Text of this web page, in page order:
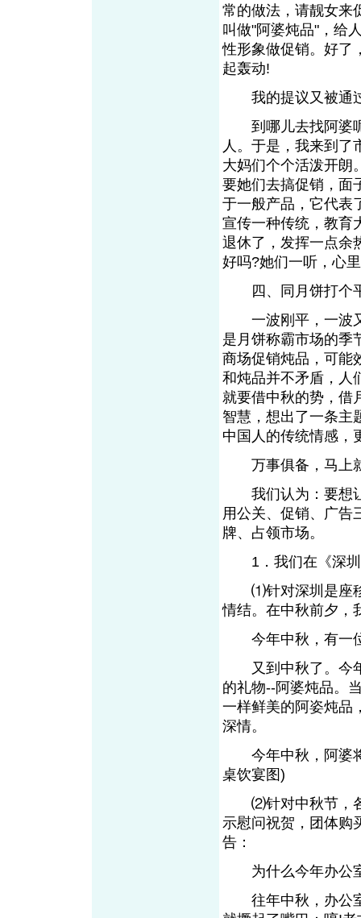
常的做法，请靓女来
叫做"阿婆炖品"，给
性形象做促销。好了
起轰动!
我的提议又被通
到哪儿去找阿婆呢
人。于是，我来到了
大妈们个个活泼开朗
要她们去搞促销，面
于一般产品，它代表
宣传一种传统，教育
退休了，发挥一点余
好吗?她们一听，心
四、同月饼打个
一波刚平，一波又
是月饼称霸市场的季
商场促销炖品，可能
和炖品并不矛盾，人
就要借中秋的势，借
智慧，想出了一条主
中国人的传统情感，
万事俱备，马上就
我们认为：要想让
用公关、促销、广告
牌、占领市场。
1．我们在《深圳
⑴针对深圳是座移
情结。在中秋前夕，
今年中秋，有一
又到中秋了。今年
的礼物--阿婆炖品。
一样鲜美的阿姿炖品
深情。
今年中秋，阿婆将
桌饮宴图)
⑵针对中秋节，各
示慰问祝贺，团体购
告：
为什么今年办公
往年中秋，办公室